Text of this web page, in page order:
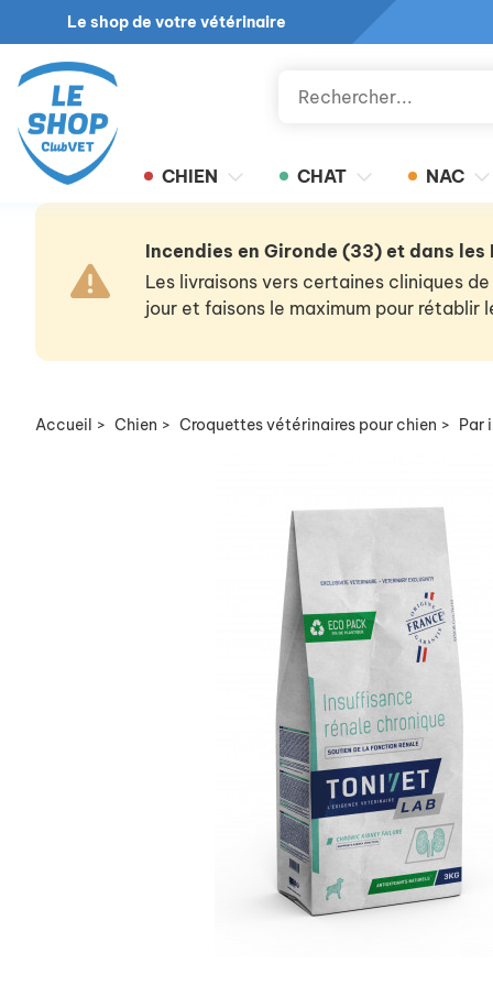
Le shop de votre vétérinaire
CHIEN CHAT NAC
Incendies en Gironde (33) et dans
Les livraisons vers certaines cliniques
jour et faisons le maximum pour rétablir
Accueil > Chien > Croquettes vétérinaires pour chien > Par